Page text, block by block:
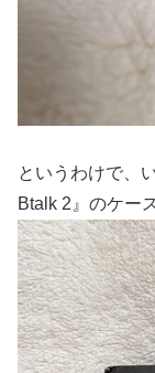
というわけで、
Btalk 2』のケー